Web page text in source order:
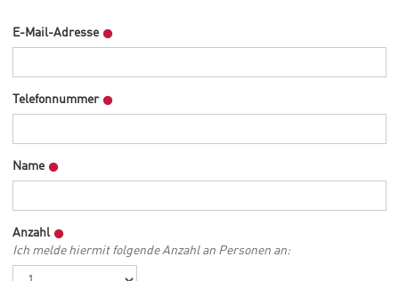
E-Mail-Adresse
Telefonnummer
Name
Anzahl
Ich melde hiermit folgende Anzahl an Personen an: